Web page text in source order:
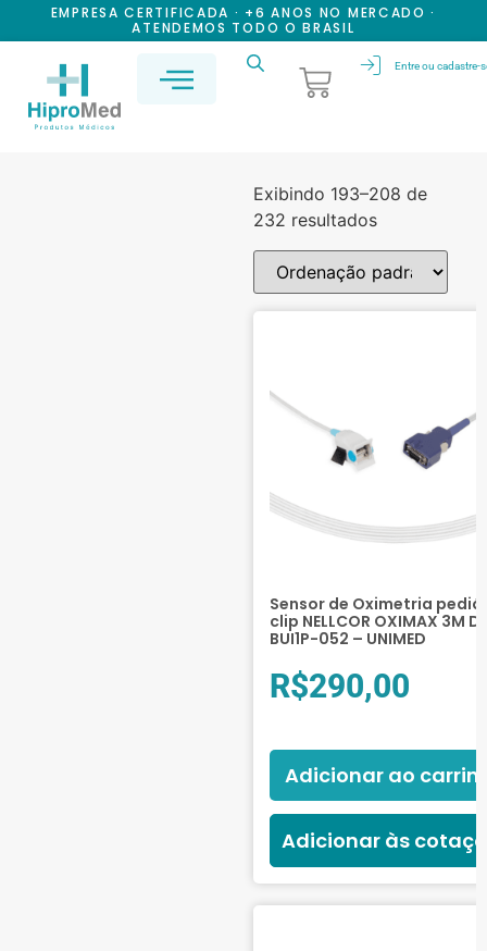
EMPRESA CERTIFICADA · +6 ANOS NO MERCADO ·
ATENDEMOS TODO O BRASIL
Entre ou cadastre-
Exibindo 193–208 de
232 resultados
Sensor de Oximetria
clip NELLCOR OXIMAX 3M
BUI1P-052 – UNIMED
R$290,00
Adicionar ao
Adicionar às